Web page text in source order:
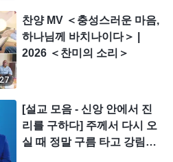
찬양 MV ＜충성스러운 마음,
하나님께 바치나이다＞ |
2026 ＜찬미의 소리＞
[설교 모음 - 신앙 안에서 진
리를 구하다] 주께서 다시 오
실 때 정말 구름 타고 강림하